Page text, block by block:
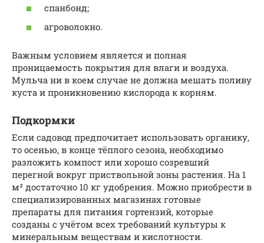
спанбонд;
агроволокно.
Важным условием является и полная
проницаемость покрытия для влаги и воздуха.
Мульча ни в коем случае не должна мешать поливу
куста и проникновению кислорода к корням.
Подкормки
Если садовод предпочитает использовать органику,
то осенью, в конце тёплого сезона, необходимо
разложить компост или хорошо созревший
перегной вокруг приствольной зоны растения. На 1
м² достаточно 10 кг удобрения. Можно приобрести в
специализированных магазинах готовые
препараты для питания гортензий, которые
созданы с учётом всех требований культуры к
минеральным веществам и кислотности.